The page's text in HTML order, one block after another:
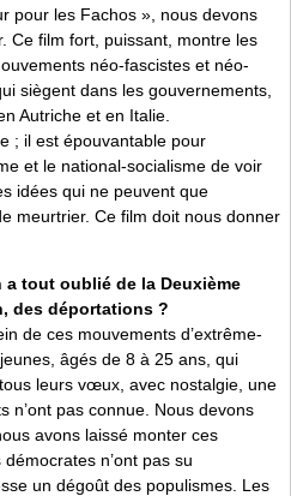
pour les Fachos », nous devons
Ce film fort, puissant, montre les
néo-fascistes et néo-
siègent dans les gouvernements,
Autriche et en Italie.
; il est épouvantable pour
et le national-socialisme de voir
idées qui ne peuvent que
meurtrier. Ce film doit nous donner
a tout oublié de la Deuxième
des déportations ?
de ces mouvements d’extrême-
âgés de 8 à 25 ans, qui
leurs vœux, avec nostalgie, une
n’ont pas connue. Nous devons
avons laissé monter ces
n’ont pas su
un dégoût des populismes. Les